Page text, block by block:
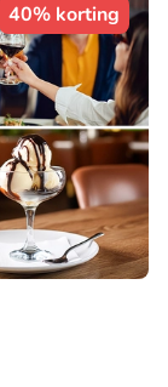
40% korting